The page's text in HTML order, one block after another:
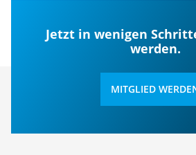
Jetzt in wenigen
werden.
MITGLIED